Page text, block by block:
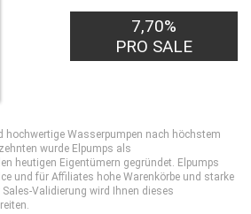
7,70%
PRO SALE
hochwertige Wasserpumpen nach höchstem
wurde Elpumps als
heutigen Eigentümern gegründet. Elpumps
und für Affiliates hohe Warenkörbe und starke
Validierung wird Ihnen dieses